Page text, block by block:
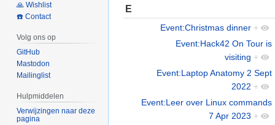
E
Event:Christmas dinner +
Event:Hack42 On Tour is
visiting +
Event:Laptop Anatomy 2 Sept
2022 +
Event:Leer over Linux commands
7 Apr 2023 +
🙏 Wishlist
☎️ Contact
Volg ons op
GitHub
Mastodon
Mailinglist
Hulpmiddelen
Verwijzingen naar deze
pagina